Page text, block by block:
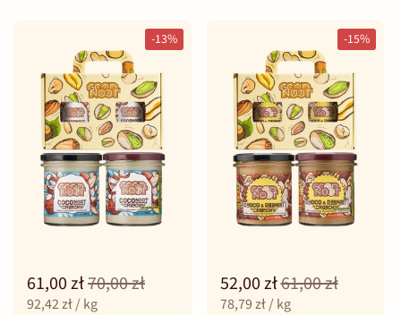
61,00 zł70,00 zł
92,42 zł / kg
-13%
52,00 zł61,00 zł
78,79 zł / kg
-15%